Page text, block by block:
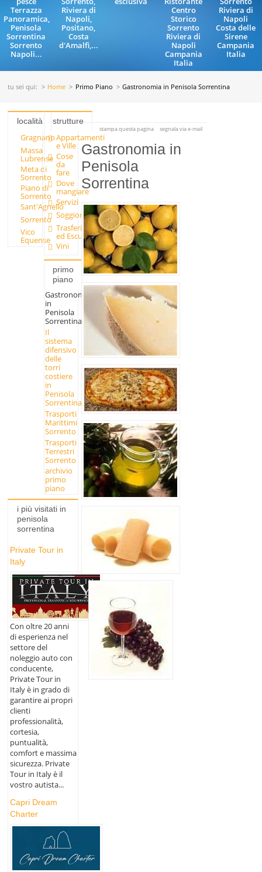
Terrazza
Panoramica,
Penisola
Sorrentina
Sorrento
Napoli...
Riviera di
Napoli,
Positano,
Costa
d'Amalfi,...
Centro
Storico
Sorrento
Riviera di
Napoli
Campania
Italia
Riviera di
Napoli
Costa delle
Sirene
Campania
Italia
tu sei qui: Home Primo Piano Gastronomia in Penisola Sorrentina
località
Gragnano
Massa
Lubrense
Meta di
Sorrento
Piano di
Sorrento
Sant'Agnello
Sorrento
Vico
Equense
strutture
Appartamenti
e Ville
Cose
da
fare
Dove
mangiare
Servizi
Soggiornare
Trasferimenti
ed Escursioni
Vini
primo
piano
Gastronomia
in
Penisola
Sorrentina
Il
sistema
difensivo
delle
torri
costiere
in
Penisola
Sorrentina
Trasporti
Marittimi
Sorrento
Trasporti
Terrestri
Sorrento
archivio
primo
piano
i più visitati in
penisola
sorrentina
Private Tour in
Italy
Con oltre 20 anni
di esperienza nel
settore del
noleggio auto con
conducente,
Private Tour in
Italy è in grado di
garantire ai propri
clienti
professionalità,
cortesia,
puntualità,
comfort e massima
sicurezza. Private
Tour in Italy è il
vostro autista...
Capri Dream
Charter
stampa questa pagina segnala via e-mail
Gastronomia in
Penisola
Sorrentina